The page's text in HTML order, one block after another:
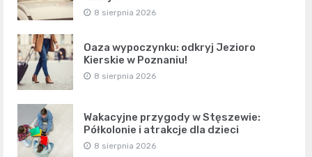
8 sierpnia 2026
Oaza wypoczynku: odkryj Jezioro
Kierskie w Poznaniu!
8 sierpnia 2026
Wakacyjne przygody w Stęszewie:
Półkolonie i atrakcje dla dzieci
8 sierpnia 2026